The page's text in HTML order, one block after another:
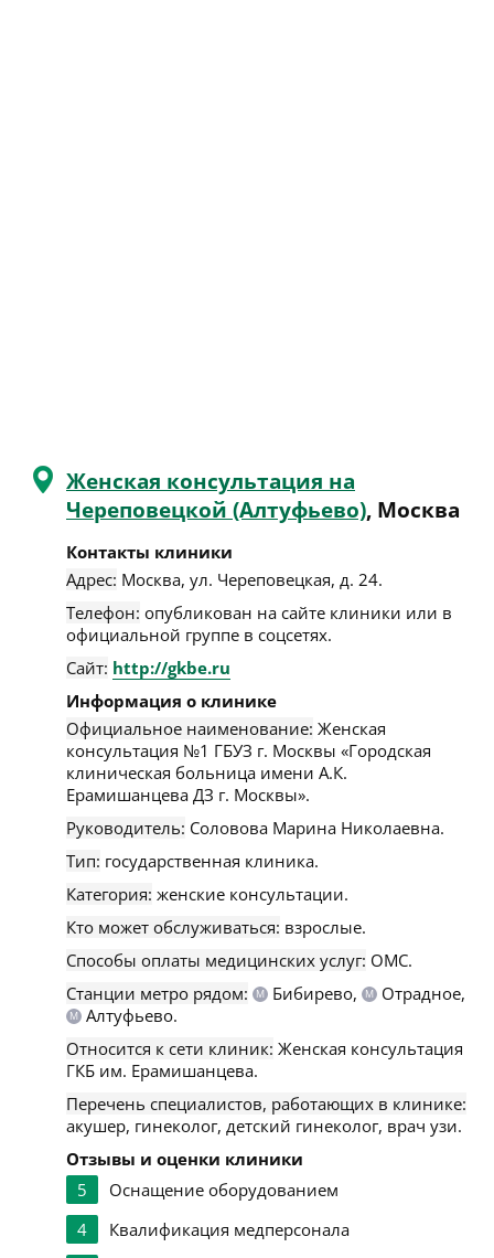
Женская консультация на
Череповецкой (Алтуфьево), Москва
Контакты клиники
Адрес: Москва, ул. Череповецкая, д. 24.
Телефон: опубликован на сайте клиники или в
официальной группе в соцсетях.
Сайт: http://gkbe.ru
Информация о клинике
Официальное наименование: Женская
консультация №1 ГБУЗ г. Москвы «Городская
клиническая больница имени А.К.
Ерамишанцева ДЗ г. Москвы».
Руководитель: Соловова Марина Николаевна.
Тип: государственная клиника.
Категория: женские консультации.
Кто может обслуживаться: взрослые.
Способы оплаты медицинских услуг: ОМС.
Станции метро рядом:
М Бибирево, М Отрадное,
М
Алтуфьево.
Относится к сети клиник: Женская консультация
ГКБ им. Ерамишанцева.
Перечень специалистов, работающих в клинике:
акушер, гинеколог, детский гинеколог, врач узи.
Отзывы и оценки клиники
5
Оснащение оборудованием
4
Квалификация медперсонала